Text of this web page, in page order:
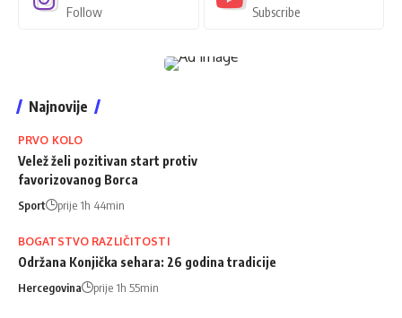
Follow Subscribe
Najnovije
PRVO KOLO
Velež želi pozitivan start protiv
favorizovanog Borca
Sport prije 1h 44min
BOGATSTVO RAZLIČITOSTI
Održana Konjička sehara: 26 godina tradicije
Hercegovina prije 1h 55min